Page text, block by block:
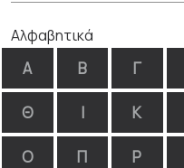
Αλφαβητικά
Α Β Γ
Θ Ι Κ
Ο Π Ρ